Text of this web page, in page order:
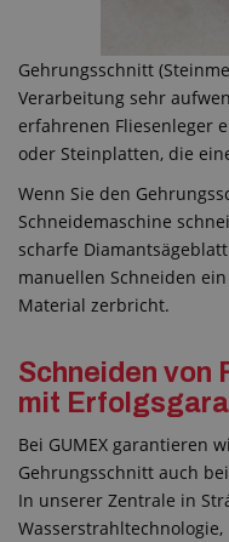
Gehrungsschnitt
Verarbeitung sehr
erfahrenen Fliesenleger
oder Steinplatten, die
Wenn Sie den
Schneidemaschine
scharfe
manuellen Schneiden
Material zerbricht.
Schneiden von
mit
Bei GUMEX garantieren
Gehrungsschnitt auch
In unserer Zentrale in